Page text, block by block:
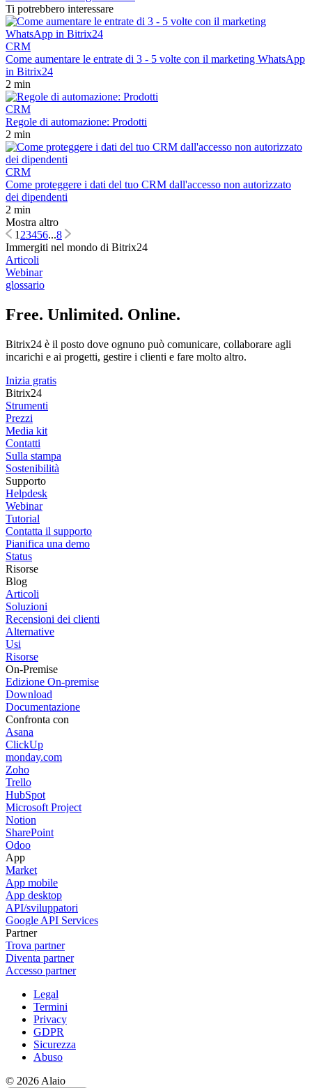
Ti potrebbero interessare
CRM
Come aumentare le entrate di 3 - 5 volte con il marketing WhatsApp
in Bitrix24
2 min
CRM
Regole di automazione: Prodotti
2 min
CRM
Come proteggere i dati del tuo CRM dall'accesso non autorizzato
dei dipendenti
2 min
Mostra altro
123456...8
Immergiti nel mondo di Bitrix24
Articoli
Webinar
glossario
Free. Unlimited. Online.
Bitrix24 è il posto dove ognuno può comunicare, collaborare agli
incarichi e ai progetti, gestire i clienti e fare molto altro.
Inizia gratis
Bitrix24
Strumenti
Prezzi
Media kit
Contatti
Sulla stampa
Sostenibilità
Supporto
Helpdesk
Webinar
Tutorial
Contatta il supporto
Pianifica una demo
Status
Risorse
Blog
Articoli
Soluzioni
Recensioni dei clienti
Alternative
Usi
Risorse
On-Premise
Edizione On-premise
Download
Documentazione
Confronta con
Asana
ClickUp
monday.com
Zoho
Trello
HubSpot
Microsoft Project
Notion
SharePoint
Odoo
App
Market
App mobile
App desktop
API/sviluppatori
Google API Services
Partner
Trova partner
Diventa partner
Accesso partner
Legal
Termini
Privacy
GDPR
Sicurezza
Abuso
© 2026 Alaio